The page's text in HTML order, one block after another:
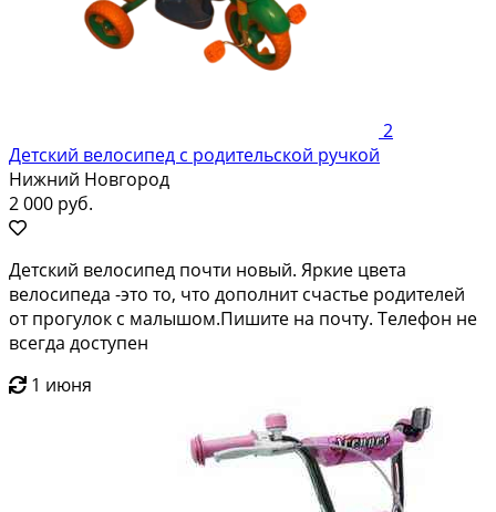
2
Детский велосипед с родительской ручкой
Нижний Новгород
2 000 руб.
Детский велосипед почти новый. Яркие цвета
велосипеда -это то, что дополнит счастье родителей
от прогулок с малышом.Пишите на почту. Телефон не
всегда доступен
1 июня